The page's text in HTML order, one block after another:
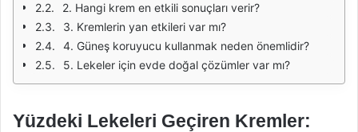
2. Hangi krem en etkili sonuçları verir?
3. Kremlerin yan etkileri var mı?
4. Güneş koruyucu kullanmak neden önemlidir?
5. Lekeler için evde doğal çözümler var mı?
Yüzdeki Lekeleri Geçiren Kremler: